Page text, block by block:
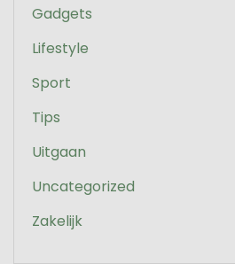
Gadgets
Lifestyle
Sport
Tips
Uitgaan
Uncategorized
Zakelijk